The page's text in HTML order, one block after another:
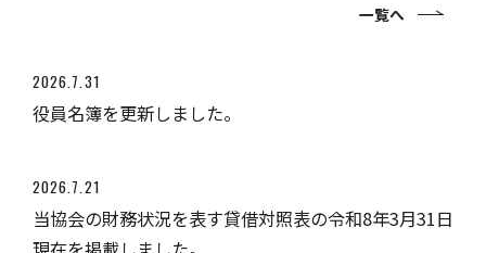
一覧へ
2026.7.31
役員名簿を更新しました。
2026.7.21
当協会の財務状況を表す貸借対照表の令和8年3月31日